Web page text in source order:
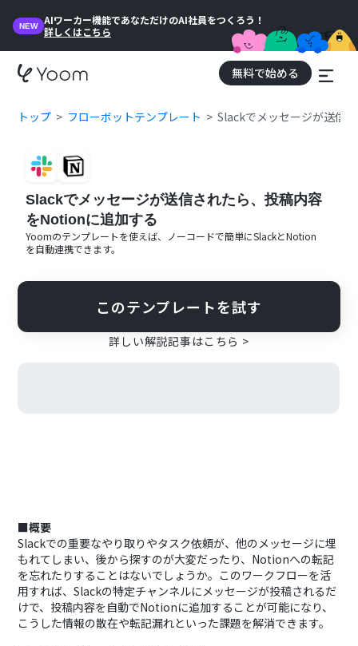
NEW
AIワーカー機能であなただけのAI社員をつくろう！
詳しくはこちら
無料で始める
トップ フローボットテンプレート Slackでメッセージが送信
Slackでメッセージが送信されたら、投稿内容
をNotionに追加する
Yoomのテンプレートを使えば、ノーコードで簡単にSlackとNotion
を自動連携できます。
このテンプレートを試す
詳しい解説記事はこちら >
■概要
Slackでの重要なやり取りやタスク依頼が、他のメッセージに埋
もれてしまい、後から探すのが大変だったり、Notionへの転記
を忘れたりすることはないでしょうか。このワークフローを活
用すれば、Slackの特定チャンネルにメッセージが投稿されるだ
けで、投稿内容を自動でNotionに追加することが可能になり、
こうした情報の散在や転記漏れといった課題を解消できます。